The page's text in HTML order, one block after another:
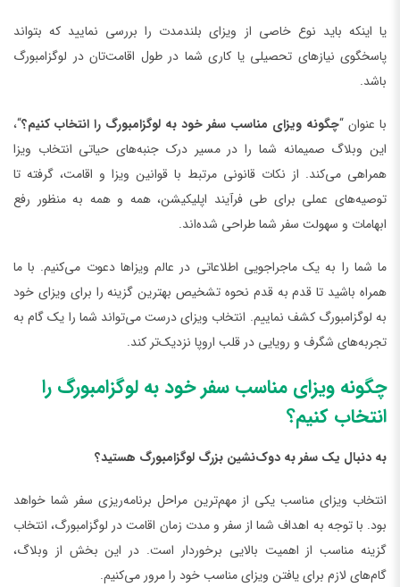
یا اینکه باید نوع خاصی از ویزای بلندمدت را بررسی نمایید که بتواند
پاسخگوی نیازهای تحصیلی یا کاری شما در طول اقامت‌تان در لوگزامبورگ
باشد.
با عنوان “چگونه ویزای مناسب سفر خود به لوگزامبورگ را انتخاب کنیم؟“،
این وبلاگ صمیمانه شما را در مسیر درک جنبه‌های حیاتی انتخاب ویزا
همراهی می‌کند. از نکات قانونی مرتبط با قوانین ویزا و اقامت، گرفته تا
توصیه‌های عملی برای طی فرآیند اپلیکیشن، همه و همه به منظور رفع
ابهامات و سهولت سفر شما طراحی شده‌اند.
ما شما را به یک ماجراجویی اطلاعاتی در عالم ویزاها دعوت می‌کنیم. با ما
همراه باشید تا قدم به قدم نحوه تشخیص بهترین گزینه را برای ویزای خود
به لوگزامبورگ کشف نماییم. انتخاب ویزای درست می‌تواند شما را یک گام به
تجربه‌های شگرف و رویایی در قلب اروپا نزدیک‌تر کند.
چگونه ویزای مناسب سفر خود به لوگزامبورگ را
انتخاب کنیم؟
به دنبال یک سفر به دوک‌نشین بزرگ لوگزامبورگ هستید؟
انتخاب ویزای مناسب یکی از مهم‌ترین مراحل برنامه‌ریزی سفر شما خواهد
بود. با توجه به اهداف شما از سفر و مدت زمان اقامت در لوگزامبورگ، انتخاب
گزینه مناسب از اهمیت بالایی برخوردار است. در این بخش از وبلاگ،
گام‌های لازم برای یافتن ویزای مناسب خود را مرور می‌کنیم.